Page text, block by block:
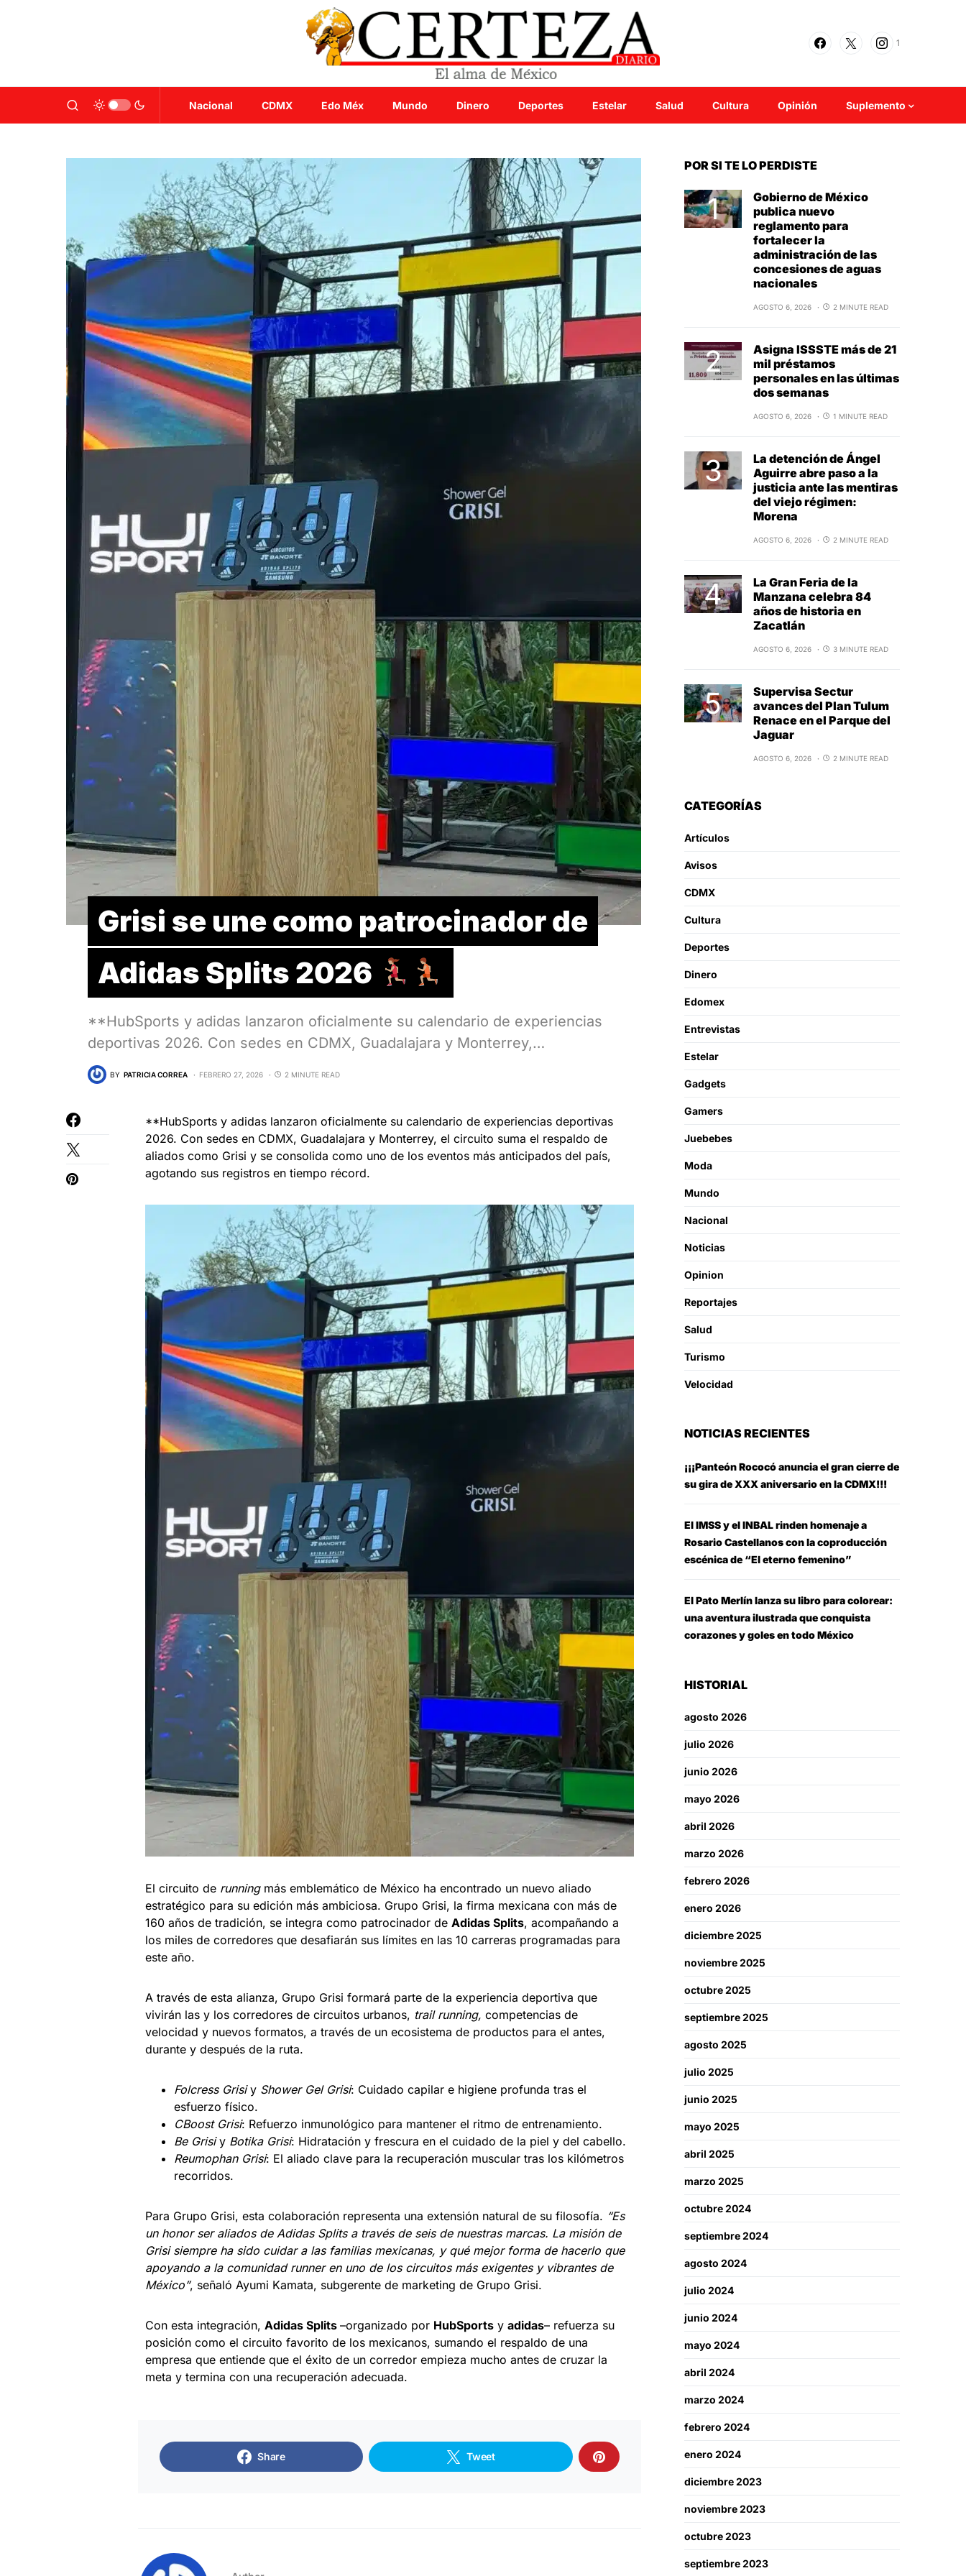
1
Nacional CDMX Edo Méx Mundo Dinero Deportes Estelar Salud Cultura Opinión Suplemento
Grisi se une como patrocinador de
Adidas Splits 2026
**HubSports y adidas lanzaron oficialmente su calendario de experiencias
deportivas 2026. Con sedes en CDMX, Guadalajara y Monterrey,…
BY PATRICIA CORREA FEBRERO 27, 2026 2 MINUTE READ
**HubSports y adidas lanzaron oficialmente su calendario de experiencias deportivas
2026. Con sedes en CDMX, Guadalajara y Monterrey, el circuito suma el respaldo de
aliados como Grisi y se consolida como uno de los eventos más anticipados del país,
agotando sus registros en tiempo récord.
El circuito de runningmás emblemático de México ha encontrado un nuevo aliado
estratégico para su edición más ambiciosa. Grupo Grisi, la firma mexicana con más de
160 años de tradición, se integra como patrocinador de Adidas Splits, acompañando a
los miles de corredores que desafiarán sus límites en las 10 carreras programadas para
este año.
A través de esta alianza, Grupo Grisi formará parte de la experiencia deportiva que
vivirán las y los corredores de circuitos urbanos, trail running, competencias de
velocidad y nuevos formatos, a través de un ecosistema de productos para el antes,
durante y después de la ruta.
Folcress Grisiy Shower Gel Grisi: Cuidado capilar e higiene profunda tras el
esfuerzo físico.
CBoost Grisi: Refuerzo inmunológico para mantener el ritmo de entrenamiento.
Be Grisiy Botika Grisi: Hidratación y frescura en el cuidado de la piel y del cabello.
Reumophan Grisi: El aliado clave para la recuperación muscular tras los kilómetros
recorridos.
Para Grupo Grisi, esta colaboración representa una extensión natural de su filosofía. “Es
un honor ser aliados de Adidas Splits a través de seis de nuestras marcas. La misión de
Grisi siempre ha sido cuidar a las familias mexicanas, y qué mejor forma de hacerlo que
apoyando a la comunidad runner en uno de los circuitos más exigentes y vibrantes de
México”, señaló Ayumi Kamata, subgerente de marketing de Grupo Grisi.
Con esta integración, Adidas Splits –organizado por HubSports y adidas– refuerza su
posición como el circuito favorito de los mexicanos, sumando el respaldo de una
empresa que entiende que el éxito de un corredor empieza mucho antes de cruzar la
meta y termina con una recuperación adecuada.
Share Tweet
POR SI TE LO PERDISTE
Gobierno de México
publica nuevo
reglamento para
fortalecer la
administración de las
concesiones de aguas
nacionales
AGOSTO 6, 2026 2 MINUTE READ
Asigna ISSSTE más de 21
mil préstamos
personales en las últimas
dos semanas
AGOSTO 6, 2026 1 MINUTE READ
La detención de Ángel
Aguirre abre paso a la
justicia ante las mentiras
del viejo régimen:
Morena
AGOSTO 6, 2026 2 MINUTE READ
La Gran Feria de la
Manzana celebra 84
años de historia en
Zacatlán
AGOSTO 6, 2026 3 MINUTE READ
Supervisa Sectur
avances del Plan Tulum
Renace en el Parque del
Jaguar
AGOSTO 6, 2026 2 MINUTE READ
CATEGORÍAS
Artículos
Avisos
CDMX
Cultura
Deportes
Dinero
Edomex
Entrevistas
Estelar
Gadgets
Gamers
Juebebes
Moda
Mundo
Nacional
Noticias
Opinion
Reportajes
Salud
Turismo
Velocidad
NOTICIAS RECIENTES
¡¡¡Panteón Rococó anuncia el gran cierre de
su gira de XXX aniversario en la CDMX!!!
El IMSS y el INBAL rinden homenaje a
Rosario Castellanos con la coproducción
escénica de “El eterno femenino”
El Pato Merlín lanza su libro para colorear:
una aventura ilustrada que conquista
corazones y goles en todo México
HISTORIAL
agosto 2026
julio 2026
junio 2026
mayo 2026
abril 2026
marzo 2026
febrero 2026
enero 2026
diciembre 2025
noviembre 2025
octubre 2025
septiembre 2025
agosto 2025
julio 2025
junio 2025
mayo 2025
abril 2025
marzo 2025
octubre 2024
septiembre 2024
agosto 2024
julio 2024
junio 2024
mayo 2024
abril 2024
marzo 2024
febrero 2024
enero 2024
diciembre 2023
noviembre 2023
octubre 2023
septiembre 2023